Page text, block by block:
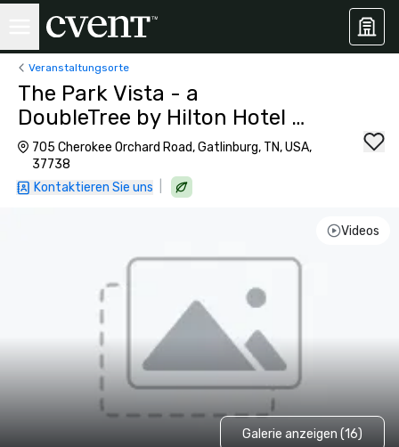
Veranstaltungsorte
The Park Vista - a
DoubleTree by Hilton Hotel -
Gatlinburg
705 Cherokee Orchard Road, Gatlinburg, TN, USA,
37738
Kontaktieren Sie uns
Videos
Galerie anzeigen (16)